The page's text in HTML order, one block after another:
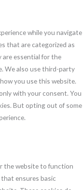
while you navigate
that are categorized as
are essential for the
We also use third-party
you use this website.
with your consent. You
But opting out of some
the website to function
ensures basic